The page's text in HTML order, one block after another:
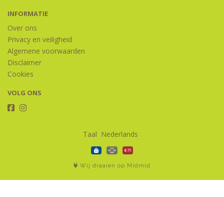
INFORMATIE
Over ons
Privacy en veiligheid
Algemene voorwaarden
Disclaimer
Cookies
VOLG ONS
Taal
Wij draaien op Midmid